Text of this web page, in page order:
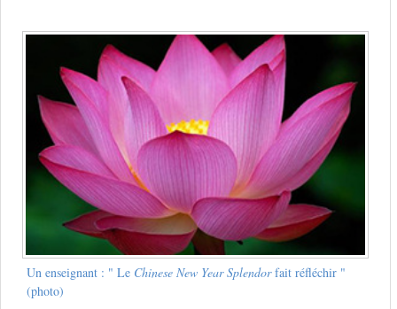
Un enseignant : " Le Chinese New Year Splendorfait réfléchir "
(photo)